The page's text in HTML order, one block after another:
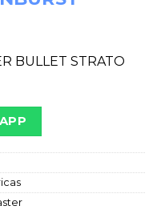
BULLET STRATO